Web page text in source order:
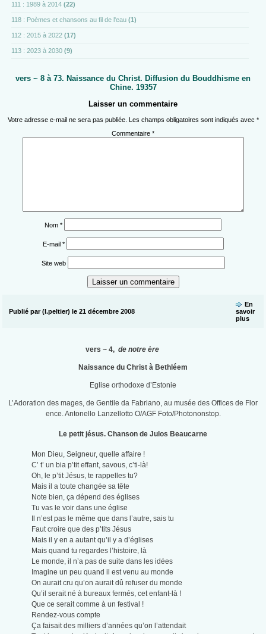
111 : 1989 à 2014 (22)
118 : Poèmes et chansons au fil de l'eau (1)
112 : 2015 à 2022 (17)
113 : 2023 à 2030 (9)
vers ~ 8 à 73. Naissance du Christ. Diffusion du Bouddhisme en
Chine. 19357
Laisser un commentaire
Votre adresse e-mail ne sera pas publiée. Les champs obligatoires sont indiqués avec *
Commentaire *
Nom *
E-mail *
Site web
Publié par (l.peltier) le 21 décembre 2008
En
savoir
plus
vers ~ 4, de notre ère
Naissance du Christ à Bethléem
Eglise orthodoxe d’Estonie
L’Adoration des mages, de Gentile da Fabriano, au musée des Offices de Flor
ence. Antonello Lanzellotto O/AGF Foto/Photononstop.
Le petit jésus. Chanson de Julos Beaucarne
Mon Dieu, Seigneur, quelle affaire !
C’ t’ un bia p’tit effant, savous, c’ti-là!
Oh, le p’tit Jésus, te rappelles tu?
Mais il a toute changée sa tête
Note bien, ça dépend des églises
Tu vas le voir dans une église
Il n’est pas le même que dans l’autre, sais tu
Faut croire que des p’tits Jésus
Mais il y en a autant qu’il y a d’églises
Mais quand tu regardes l’histoire, là
Le monde, il n’a pas de suite dans les idées
Imagine un peu quand il est venu au monde
On aurait cru qu’on aurait dû refuser du monde
Qu’il serait né à bureaux fermés, cet enfant-là !
Que ce serait comme à un festival !
Rendez-vous compte
Ça faisait des milliers d’années qu’on l’attendait